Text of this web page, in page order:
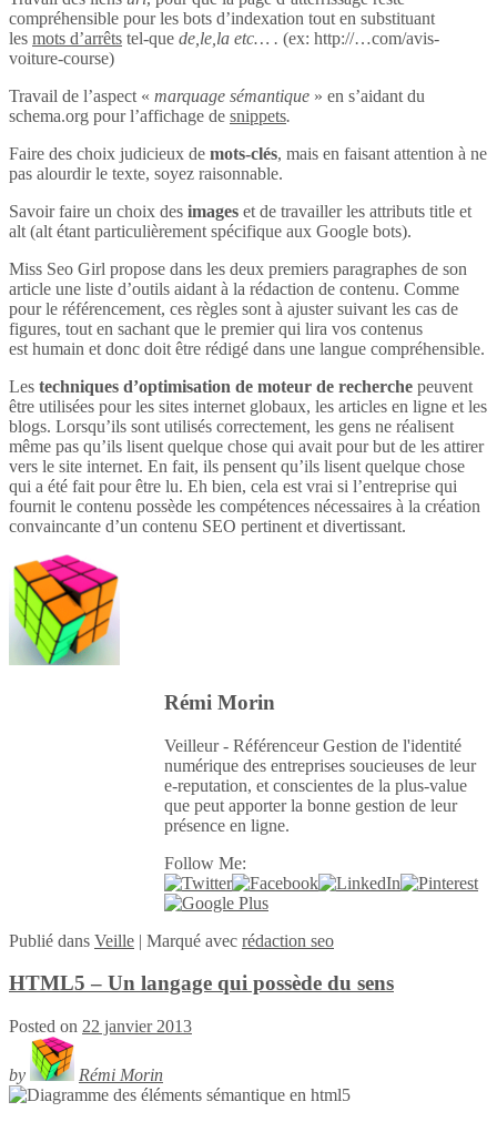
compréhensible pour les bots d’indexation tout en substituant
les mots d’arrêts tel-que de,le,la etc… . (ex: http://…com/avis-
voiture-course)
Travail de l’aspect « marquage sémantique » en s’aidant du
schema.org pour l’affichage de snippets.
Faire des choix judicieux de mots-clés, mais en faisant attention à ne
pas alourdir le texte, soyez raisonnable.
Savoir faire un choix des images et de travailler les attributs title et
alt (alt étant particulièrement spécifique aux Google bots).
Miss Seo Girl propose dans les deux premiers paragraphes de son
article une liste d’outils aidant à la rédaction de contenu. Comme
pour le référencement, ces règles sont à ajuster suivant les cas de
figures, tout en sachant que le premier qui lira vos contenus
est humain et donc doit être rédigé dans une langue compréhensible.
Les techniques d’optimisation de moteur de recherche peuvent
être utilisées pour les sites internet globaux, les articles en ligne et les
blogs. Lorsqu’ils sont utilisés correctement, les gens ne réalisent
même pas qu’ils lisent quelque chose qui avait pour but de les attirer
vers le site internet. En fait, ils pensent qu’ils lisent quelque chose
qui a été fait pour être lu. Eh bien, cela est vrai si l’entreprise qui
fournit le contenu possède les compétences nécessaires à la création
convaincante d’un contenu SEO pertinent et divertissant.
Rémi Morin
Veilleur - Référenceur Gestion de l'identité
numérique des entreprises soucieuses de leur
e-reputation, et conscientes de la plus-value
que peut apporter la bonne gestion de leur
présence en ligne.
Follow Me:
Publié dans Veille | Marqué avec rédaction seo
HTML5 – Un langage qui possède du sens
Posted on 22 janvier 2013
by Rémi Morin